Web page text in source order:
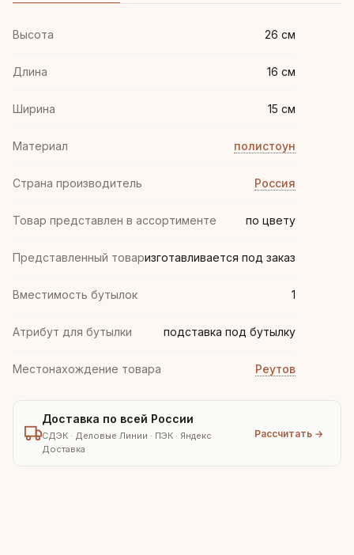
Высота 26 см
Длина 16 см
Ширина 15 см
Материал полистоун
Страна производитель Россия
Товар представлен в ассортименте по цвету
Представленный товаризготавливается под заказ
Вместимость бутылок 1
Атрибут для бутылки подставка под бутылку
Местонахождение товара Реутов
Доставка по всей России
СДЭК · Деловые Линии · ПЭК · Яндекс
Доставка
Рассчитать →